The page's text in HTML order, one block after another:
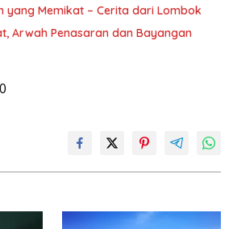
yang Memikat – Cerita dari Lombok
Arwah Penasaran dan Bayangan